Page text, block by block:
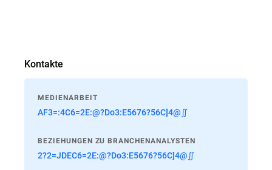
Kontakte
MEDIENARBEIT
AF3=:4C6=2E:@?Do3:E5676?56C]4@∬
BEZIEHUNGEN ZU BRANCHENANALYSTEN
2?2=JDEC6=2E:@?Do3:E5676?56C]4@∬